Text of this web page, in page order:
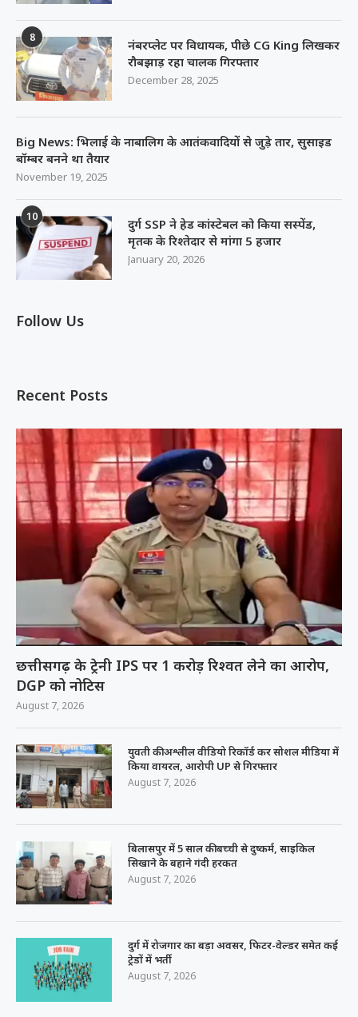
8
नंबरप्लेट पर विधायक, पीछे CG King लिखकर
रौबझाड़ रहा चालक गिरफ्तार
December 28, 2025
Big News: भिलाई के नाबालिग के आतंकवादियों से जुड़े तार, सुसाइड
बॉम्बर बनने था तैयार
November 19, 2025
10
दुर्ग SSP ने हेड कांस्टेबल को किया सस्पेंड,
मृतक के रिश्तेदार से मांगा 5 हजार
January 20, 2026
Follow Us
Recent Posts
छत्तीसगढ़ के ट्रेनी IPS पर 1 करोड़ रिश्वत लेने का आरोप,
DGP को नोटिस
August 7, 2026
युवती की अश्लील वीडियो रिकॉर्ड कर सोशल मीडिया में
किया वायरल, आरोपी UP से गिरफ्तार
August 7, 2026
बिलासपुर में 5 साल की बच्ची से दुष्कर्म, साइकिल
सिखाने के बहाने गंदी हरकत
August 7, 2026
दुर्ग में रोजगार का बड़ा अवसर, फिटर-वेल्डर समेत कई
ट्रेडों में भर्ती
August 7, 2026